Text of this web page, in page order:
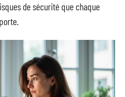
de sécurité que chaque